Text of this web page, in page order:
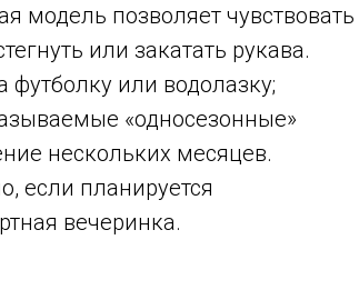
модель позволяет чувствовать
или закатать рукава.
или водолазку;
«односезонные»
нескольких месяцев.
если планируется
вечеринка.